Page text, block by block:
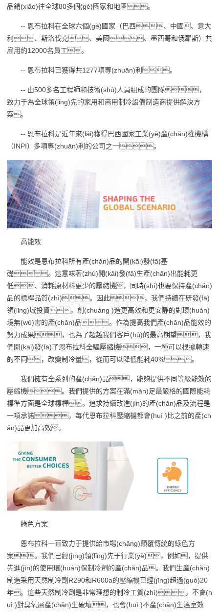
品銷(xiāo)往全球80多個(gè)國家和地區。
-- 恩布拉科在全球六個(gè)國家（巴西、中國、意大
利、斯洛伐克、美國、墨西哥和俄羅斯）共
雇用約12000名員工。
-- 恩布拉科已獲得共1277項專(zhuān)利。
-- 由500多名工程師和技術(shù)人員組成的團隊，
致力于為全球領(lǐng)先的家用和商用制冷設備制造商提供解決方
案。
-- 恩布拉科是近年來(lái)獲得巴西國家工業(yè)產(chǎn)權機構
（INPI）多項專(zhuān)利的公司之一。
高能效
能效是恩布拉科所有產(chǎn)品的開(kāi)發(fā)基
礎。這意味著(zhù)開(kāi)發(fā)生產(chǎn)出能耗更
低、消耗原材料更少的壓縮機，同時(shí)也要保持產(chǎn)
品的標桿品質(zhì)。因此，我們持續在研發(fā)
領(lǐng)域投資，創(chuàng )造更高效和更安靜的對環(huán)
境無(wú)害的產(chǎn)品。作為提高我們產(chǎn)品能效的
努力成果，也為了超越我們客戶(hù)的最高期望，我
們開(kāi)發(fā)了恩布拉科全驅壓縮機，一種可以根據轉速
的不同，改變制冷量，從而可以降低能耗40%。
我們擁有全系列的產(chǎn)品，能夠提供不同等級能效的
壓縮機。我們提供的方案在滿(mǎn)足最嚴格的國際能耗
標準方面是全球標桿。追求持續改進(jìn)的產(chǎn)品及流程是
一項承諾，每代恩布拉科壓縮機都會(huì )比之前的產(ch
ǎn)品更加高效。
綠色方案
恩布拉科一直致力于提供給市場(chǎng)顛覆傳統的綠色方
案。我們已經(jīng)領(lǐng)先于行業(yè)，例如，提供
先進(jìn)的使用環(huán)保制冷劑的產(chǎn)品。我們生產(chǎn)
制造采用天然制冷劑R290和R600a的壓縮機已經(jīng)超過(guò)20
年。這些天然制冷劑是非常理想的制冷工質(zhì)，不會(h
uì )對臭氧層產(chǎn)生破壞，也會(huì )不產(chǎn)生溫室效